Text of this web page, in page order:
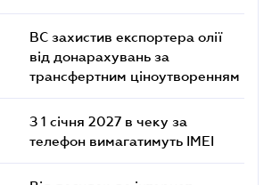
ВС захистив експортера олії
від донарахувань за
трансфертним ціноутворенням
З 1 січня 2027 в чеку за
телефон вимагатимуть IMEI